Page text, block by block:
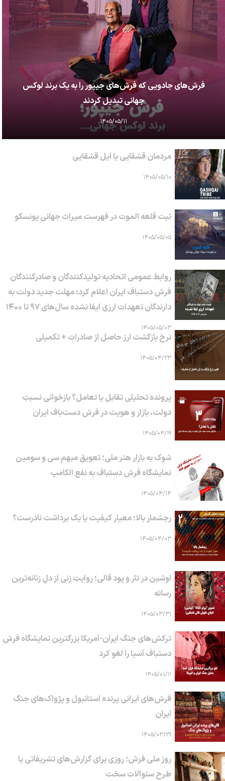
فرش‌های جادویی که فرش‌های جیپور را به یک برند لوکس
جهانی تبدیل کردند
۱۴۰۵/۰۵/۱۱
مردمان قشقایی یا ایل قشقایی
۱۴۰۵/۰۵/۱۰
ثبت قلعه الموت در فهرست میراث جهانی یونسکو
۱۴۰۵/۰۵/۰۵
روابط عمومی اتحادیه تولیدکنندگان و صادرکنندگان
فرش دستباف ایران اعلام کرد: مهلت جدید دولت به
دارندگان تعهدات ارزی ایفا نشده سال‌های ۹۷ تا ۱۴۰۰
۱۴۰۵/۰۵/۰۳
نرخ بازگشت ارز حاصل از صادرات + تکمیلی
۱۴۰۵/۰۴/۲۳
پرونده تحلیلی تقابل یا تعامل؟ بازخوانی نسبتِ
دولت، بازار و هویت در فرش دست‌باف ایران
۱۴۰۵/۰۴/۱۹
شوک به بازار هنر ملی؛ تعویق مبهم سی و سومین
نمایشگاه فرش دستباف به نفع الکامپ
۱۴۰۵/۰۴/۱۴
رجشمار بالا؛ معیار کیفیت یا یک برداشت نادرست؟
۱۴۰۵/۰۴/۰۳
اوشین در تار و پود قالی؛ روایتِ زنی از دلِ زنانه‌ترین
رسانه
۱۴۰۵/۰۳/۳۱
ترکش‌های جنگ ایران-آمریکا بزرگترین نمایشگاه فرش
دستباف آسیا را لغو کرد
۱۴۰۵/۰۱/۱۱
فرش‌های ایرانی پرنده استانبول و پژواک‌های جنگ
ایران
۱۴۰۵/۰۳/۲۹
روز ملی فرش؛ روزی برای گزارش‌های تشریفاتی یا
طرح سئوالات سخت